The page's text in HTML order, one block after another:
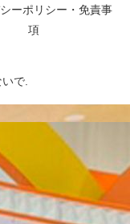
ーポリシー・免責事
項
で.